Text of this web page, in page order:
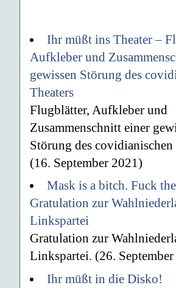
Ihr müßt ins Theater –
Aufkleber und
gewissen Störung des
Theaters
Flugblätter, Aufkleber und
Zusammenschnitt einer
Störung des covidianischen
(16. September 2021)
Mask is a bitch. Fuck
Gratulation zur
Linkspartei
Gratulation zur
Linkspartei. (26.
Ihr müßt in die Disko!